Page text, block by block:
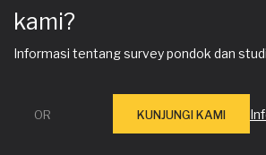
kami?
Informasi tentang survey pondok dan
OR KUNJUNGI KAMI